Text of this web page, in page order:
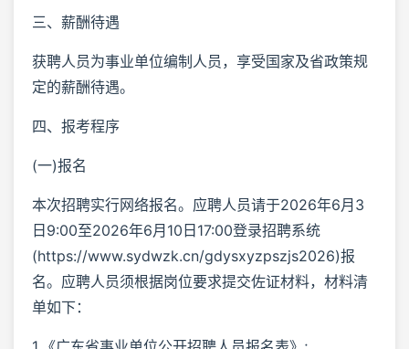
三、薪酬待遇
获聘人员为事业单位编制人员，享受国家及省政策规
定的薪酬待遇。
四、报考程序
(一)报名
本次招聘实行网络报名。应聘人员请于2026年6月3
日9:00至2026年6月10日17:00登录招聘系统
(https://www.sydwzk.cn/gdysxyzpszjs2026)报
名。应聘人员须根据岗位要求提交佐证材料，材料清
单如下：